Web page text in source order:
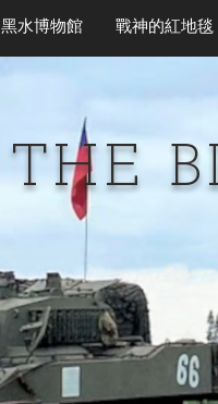
黑水博物館 戰神的紅地毯
THE